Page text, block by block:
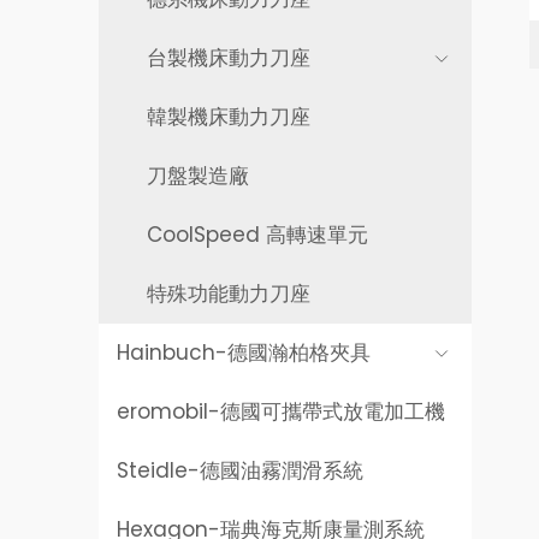
台製機床動力刀座
韓製機床動力刀座
刀盤製造廠
CoolSpeed 高轉速單元
特殊功能動力刀座
Hainbuch-德國瀚柏格夾具
eromobil-德國可攜帶式放電加工機
Steidle-德國油霧潤滑系統
Hexagon-瑞典海克斯康量測系統